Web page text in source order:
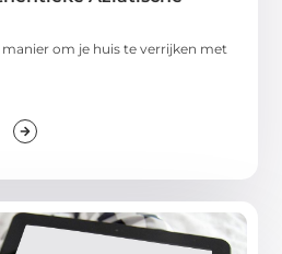
manier om je huis te verrijken met